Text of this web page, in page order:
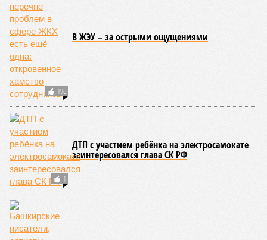
196
В ЖЭУ – за острыми ощущениями
1
ДТП с участием ребёнка на электросамокате
заинтересовался глава СК РФ